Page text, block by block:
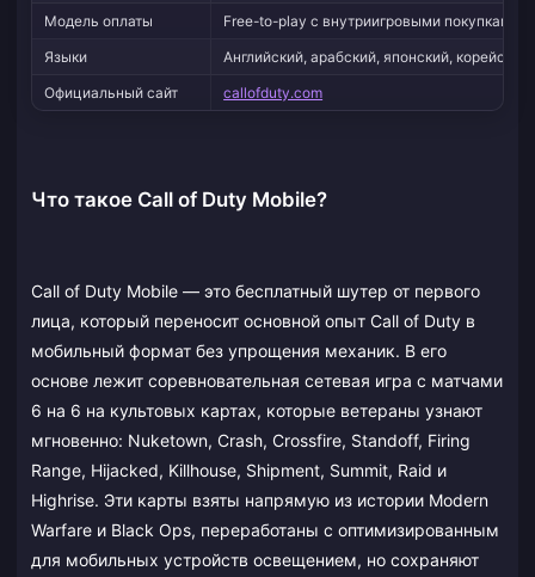
Модель оплаты
Free-to-play с внутриигровыми покупками
Языки
Английский, арабский, японский,
Официальный сайт
callofduty.com
Что такое Call of Duty Mobile?
Call of Duty Mobile — это бесплатный шутер от первого
лица, который переносит основной опыт Call of Duty в
мобильный формат без упрощения механик. В его
основе лежит соревновательная сетевая игра с матчами
6 на 6 на культовых картах, которые ветераны узнают
мгновенно: Nuketown, Crash, Crossfire, Standoff, Firing
Range, Hijacked, Killhouse, Shipment, Summit, Raid и
Highrise. Эти карты взяты напрямую из истории Modern
Warfare и Black Ops, переработаны с оптимизированным
для мобильных устройств освещением, но сохраняют